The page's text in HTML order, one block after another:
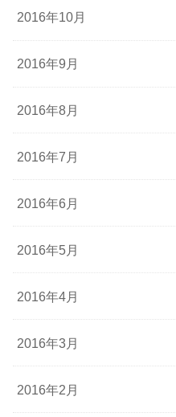
2016年10月
2016年9月
2016年8月
2016年7月
2016年6月
2016年5月
2016年4月
2016年3月
2016年2月